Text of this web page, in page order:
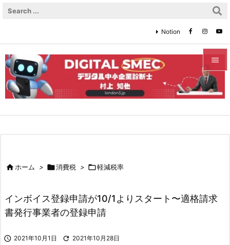


メニュ

検索
Notion
ホーム > 消費税 > 軽減税率
インボイス登録申請が10/1よりスタート〜適格請求
書発行事業者の登録申請
 2021年10月1日  2021年10月28日